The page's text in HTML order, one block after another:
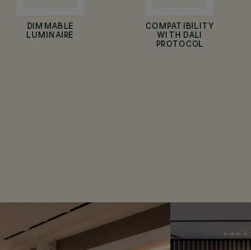
DIMMABLE
LUMINAIRE
COMPATIBILITY
WITH DALI
PROTOCOL